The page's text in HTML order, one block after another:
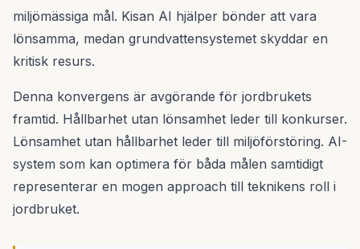
miljömässiga mål. Kisan AI hjälper bönder att vara
lönsamma, medan grundvattensystemet skyddar en
kritisk resurs.
Denna konvergens är avgörande för jordbrukets
framtid. Hållbarhet utan lönsamhet leder till konkurser.
Lönsamhet utan hållbarhet leder till miljöförstöring. AI-
system som kan optimera för båda målen samtidigt
representerar en mogen approach till teknikens roll i
jordbruket.